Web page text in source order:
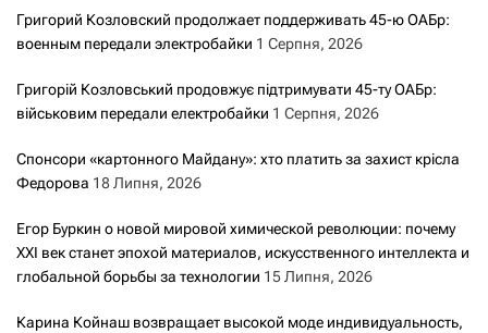
а
и
с
м
Григорий Козловский продолжает поддерживать 45-ю ОАБр:
военным передали электробайки 1 Серпня, 2026
Григорій Козловський продовжує підтримувати 45-ту ОАБр:
військовим передали електробайки 1 Серпня, 2026
Спонсори «картонного Майдану»: хто платить за захист крісла
Федорова 18 Липня, 2026
Егор Буркин о новой мировой химической революции: почему
XXI век станет эпохой материалов, искусственного интеллекта и
глобальной борьбы за технологии 15 Липня, 2026
Карина Койнаш возвращает высокой моде индивидуальность,